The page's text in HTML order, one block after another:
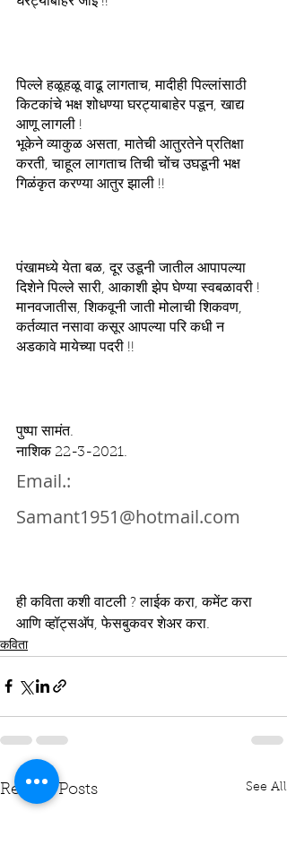
पिल्ले हळूहळू वाढू लागताच, मादीही पिल्लांसाठी
किटकांचे भक्ष शोधण्या घरट्याबाहेर पडून, खाद्य
आणू लागली !
भूकेने व्याकुळ असता, मातेची आतुरतेने प्रतिक्षा
करती, चाहूल लागताच तिची चोंच उघडूनी भक्ष
गिळंकृत करण्या आतुर झाली !!
पंखामध्ये येता बळ, दूर उडूनी जातील आपापल्या
दिशेने पिल्ले सारी, आकाशी झेप घेण्या स्वबळावरी !
मानवजातीस, शिकवूनी जाती मोलाची शिकवण,
कर्तव्यात नसावा कसूर आपल्या परि कधी न
अडकावे मायेच्या पदरी !!
पुष्पा सामंत.
नाशिक 22-3-2021.
Email.:
Samant1951@hotmail.com
ही कविता कशी वाटली ? लाईक करा, कमेंट करा
आणि व्हॉट्सअ‍ॅप, फेसबुकवर शेअर करा.
कविता
Recent Posts See All